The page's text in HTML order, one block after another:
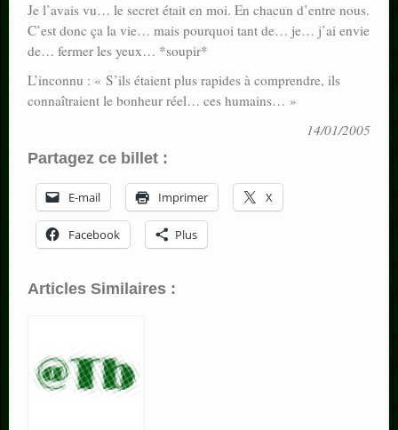
Je l’avais vu… le secret était en moi. En chacun d’entre nous.
C’est donc ça la vie… mais pourquoi tant de… je… j’ai envie
de… fermer les yeux… *soupir*
L’inconnu : « S’ils étaient plus rapides à comprendre, ils
connaîtraient le bonheur réel… ces humains… »
14/01/2005
Partagez ce billet :
E-mail Imprimer X
Facebook Plus
Articles Similaires :